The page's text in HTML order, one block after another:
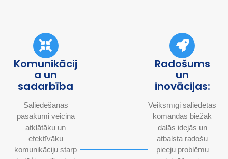
Komunikācij
a un
sadarbība
Saliedēšanas
pasākumi veicina
atklātāku un
efektīvāku
komunikāciju starp
Radošums
un
inovācijas:
Veiksmīgi saliedētas
komandas biežāk
dalās idejās un
atbalsta radošu
pieeju problēmu